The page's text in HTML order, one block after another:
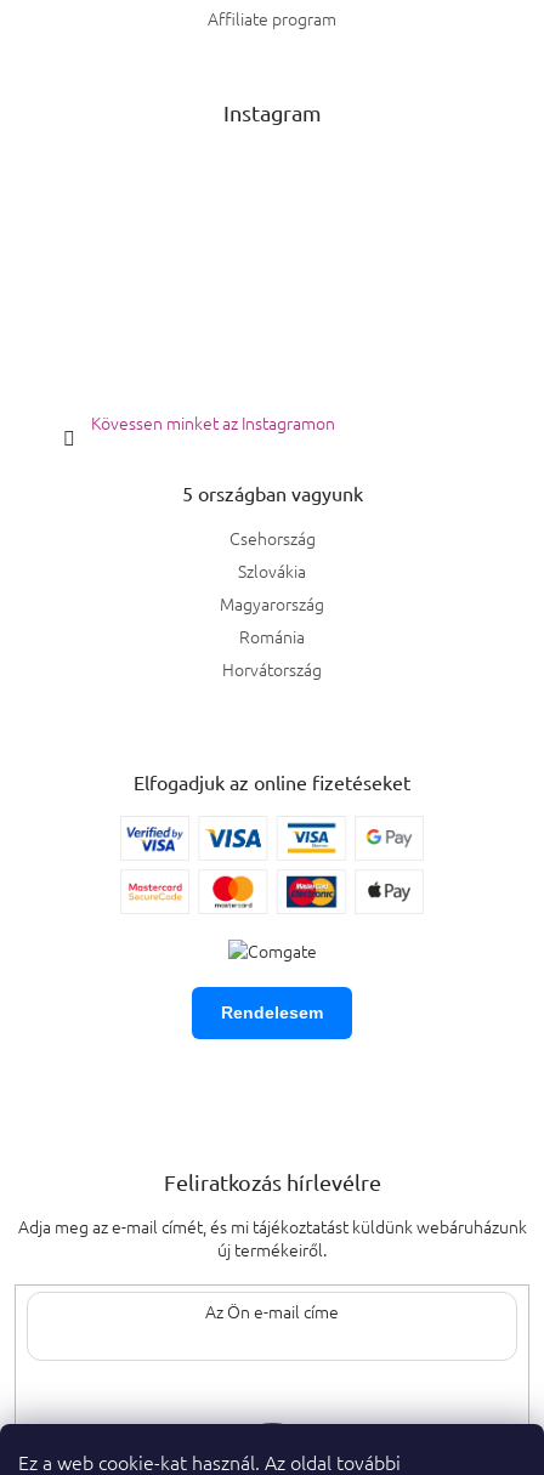
Ez a web cookie-kat használ. Az oldal további
Affiliate program
Instagram
Kövessen minket az Instagramon
5 országban vagyunk
Csehország
Szlovákia
Magyarország
Románia
Horvátország
Elfogadjuk az online fizetéseket
Rendelesem
Feliratkozás hírlevélre
Adja meg az e-mail címét, és mi tájékoztatást küldünk webáruházunk
új termékeiről.